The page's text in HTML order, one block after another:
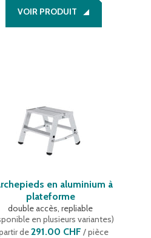
VOIR PRODUIT
en aluminium à
plateforme
double accès, repliable
en plusieurs variantes)
de291.00 CHF / pièce